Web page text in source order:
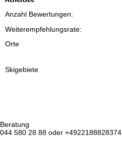
Beratung
044 580 28 88 oder +4922188828374
Anzahl Bewertungen:
Weiterempfehlungsrate:
Orte
Skigebiete